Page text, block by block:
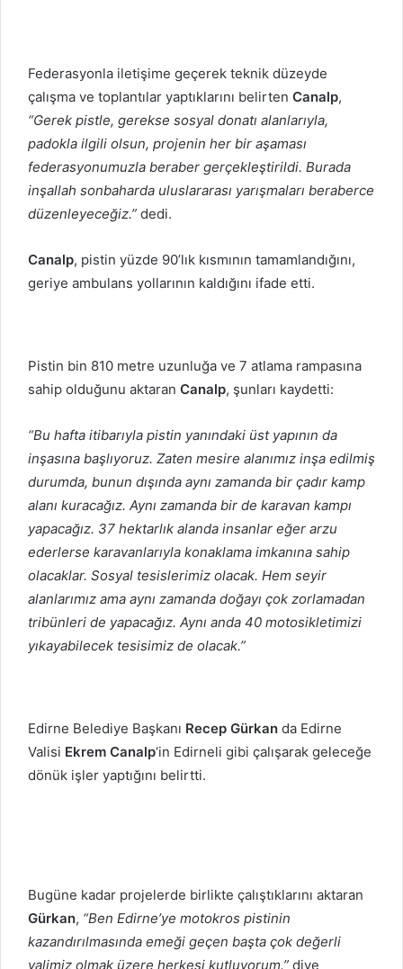
Federasyonla iletişime geçerek teknik düzeyde
çalışma ve toplantılar yaptıklarını belirten Canalp,
“Gerek pistle, gerekse sosyal donatı alanlarıyla,
padokla ilgili olsun, projenin her bir aşaması
federasyonumuzla beraber gerçekleştirildi. Burada
inşallah sonbaharda uluslararası yarışmaları beraberce
düzenleyeceğiz.” dedi.
Canalp, pistin yüzde 90’lık kısmının tamamlandığını,
geriye ambulans yollarının kaldığını ifade etti.
Pistin bin 810 metre uzunluğa ve 7 atlama rampasına
sahip olduğunu aktaran Canalp, şunları kaydetti:
“Bu hafta itibarıyla pistin yanındaki üst yapının da
inşasına başlıyoruz. Zaten mesire alanımız inşa edilmiş
durumda, bunun dışında aynı zamanda bir çadır kamp
alanı kuracağız. Aynı zamanda bir de karavan kampı
yapacağız. 37 hektarlık alanda insanlar eğer arzu
ederlerse karavanlarıyla konaklama imkanına sahip
olacaklar. Sosyal tesislerimiz olacak. Hem seyir
alanlarımız ama aynı zamanda doğayı çok zorlamadan
tribünleri de yapacağız. Aynı anda 40 motosikletimizi
yıkayabilecek tesisimiz de olacak.”
Edirne Belediye Başkanı Recep Gürkan da Edirne
Valisi Ekrem Canalp‘in Edirneli gibi çalışarak geleceğe
dönük işler yaptığını belirtti.
Bugüne kadar projelerde birlikte çalıştıklarını aktaran
Gürkan, “Ben Edirne’ye motokros pistinin
kazandırılmasında emeği geçen başta çok değerli
valimiz olmak üzere herkesi kutluyorum.” diye